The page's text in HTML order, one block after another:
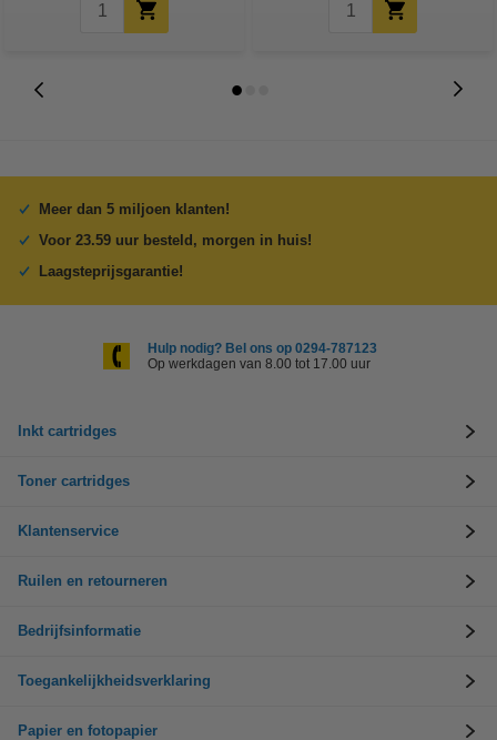
Meer dan 5 miljoen klanten!
Voor 23.59 uur besteld, morgen in huis!
Laagsteprijsgarantie!
Hulp nodig? Bel ons op 0294-787123
Op werkdagen van 8.00 tot 17.00 uur
Inkt cartridges
Toner cartridges
Klantenservice
Ruilen en retourneren
Bedrijfsinformatie
Toegankelijkheidsverklaring
Papier en fotopapier